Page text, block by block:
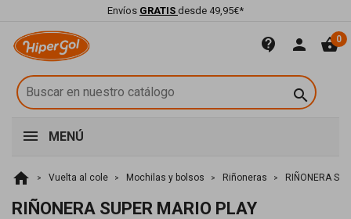
Envíos GRATIS desde 49,95€*
contact_support person shopping_basket0

MENÚ
home Vuelta al cole Mochilas y bolsos Riñoneras RIÑONERA
RIÑONERA SUPER MARIO PLAY